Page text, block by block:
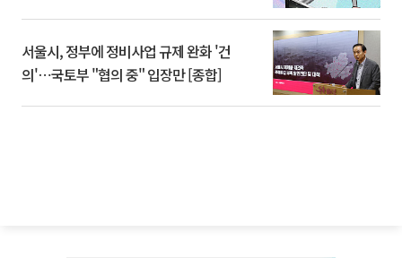
서울시, 정부에 정비사업 규제 완화 '건
의'⋯국토부 "협의 중" 입장만 [종합]